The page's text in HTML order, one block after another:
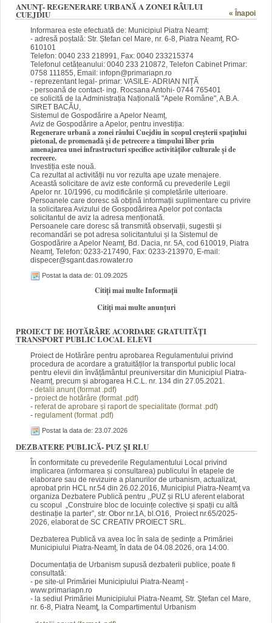
« Înapoi
ANUNȚ- REGENERARE URBANĂ A ZONEI RÂULUI
CUEJDIU
Informarea este efectuată de: Municipiul Piatra Neamț:
- adresă poștală: Str. Ștefan cel Mare, nr. 6-8, Piatra Neamț, RO-
610101
Telefon: 0040 233 218991, Fax: 0040 233215374
Telefonul cetățeanului: 0040 233 210872, Telefon Cabinet Primar:
0758 111855, Email: infopn@primariapn.ro
- reprezentant legal- primar: VASILE- ADRIAN NIȚĂ
- persoană de contact- ing. Rocsana Antohi- 0744 765401
ce solicită de la Administrația Națională "Apele Române", A.B.A.
SIRET BACĂU,
Sistemul de Gospodărire a Apelor Neamț,
Aviz de Gospodărire a Apelor, pentru investiția:
Regenerare urbană a zonei râului Cuejdiu în scopul creșterii spațiului
pietonal, de promenadă și de petrecere a timpului liber prin
amenajarea unei infrastructuri specifice activităților culturale și de
recreere.
Investiția este nouă.
Ca rezultat al activității nu vor rezulta ape uzate menajere.
Această solicitare de aviz este conformă cu prevederile Legii
Apelor nr. 10/1996, cu modificările și completările ulterioare.
Persoanele care doresc să obțină informații suplimentare cu privire
la solicitarea Avizului de Gospodărirea Apelor pot contacta
solicitantul de aviz la adresa menționată.
Persoanele care doresc să transmită observații, sugestii și
recomandări se pot adresa solicitantului și la Sistemul de
Gospodărire a Apelor Neamț, Bd. Dacia, nr. 5A, cod 610019, Piatra
Neamț, Telefon: 0233-217490, Fax: 0233-213970, E-mail:
dispecer@sgant.das.rowater.ro
Postat la data de: 01.09.2025
Citiți mai multe Informații
Citiți mai multe anunțuri
PROIECT DE HOTĂRÂRE ACORDARE GRATUITĂȚI
TRANSPORT PUBLIC LOCAL ELEVI
Proiect de Hotărâre pentru aprobarea Regulamentului privind
procedura de acordare a gratuităților la transportul public local
pentru elevii din învățământul preuniversitar din Municipiul Piatra-
Neamț, precum și abrogarea H.C.L. nr. 134 din 27.05.2021.
- detalii anunț (format .pdf)
- proiect de hotărâre (format .pdf)
- referat de aprobare și raport de specialitate (format .pdf)
- regulament (format .pdf)
Postat la data de: 23.07.2026
DEZBATERE PUBLICĂ- PUZ ȘI RLU
În conformitate cu prevederile Regulamentului Local privind
implicarea (informarea și consultarea) publicului în etapele de
elaborare sau de revizuire a planurilor de urbanism, actualizat,
aprobat prin HCL nr.54 din 26.02.2016, Municipiul Piatra-Neamț va
organiza Dezbatere Publică pentru ,,PUZ și RLU aferent elaborat
cu scopul „Construire bloc de locuințe colective și spații cu altă
destinație la parter”, str. Obor nr.1A, bl.O16, Proiect nr.65/2025-
2026, elaborat de SC CREATIV PROIECT SRL.
Dezbaterea Publică va avea loc în sala de ședințe a Primăriei
Municipiului Piatra-Neamț, în data de 04.08.2026, ora 14:00.
Documentația de Urbanism supusă dezbaterii publice, poate fi
consultată:
- pe site-ul Primăriei Municipiului Piatra-Neamț -
www.primariapn.ro
- la sediul Primăriei Municipiului Piatra-Neamț, Str. Ştefan cel Mare,
nr. 6-8, Piatra Neamţ, la Compartimentul Urbanism